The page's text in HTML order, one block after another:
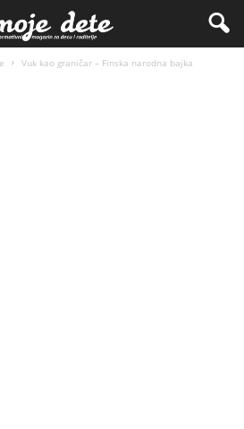
Vuk kao graničar – Finska narodna bajka